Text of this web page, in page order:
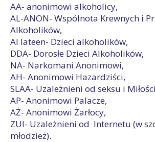
AA- anonimowi alkoholicy,
AL-ANON- Wspólnota Krewnych i
Alkoholików,
Al lateen- Dzieci alkoholików,
DDA- Dorosłe Dzieci Alkoholików,
NA- Narkomani Anonimowi,
AH- Anonimowi Hazardziści,
SLAA- Uzależnieni od seksu i
AP- Anonimowi Palacze,
AŻ- Anonimowi Żarłocy,
ZUI- Uzależnieni od Internetu (w
młodzież).